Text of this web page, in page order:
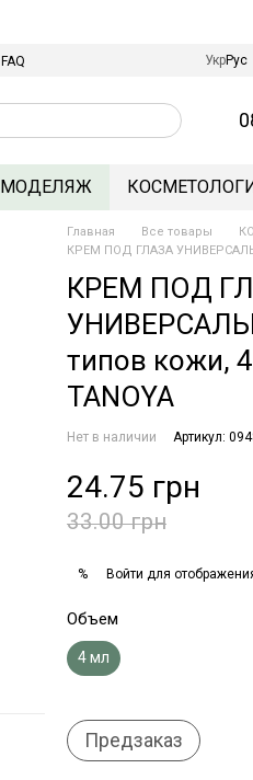
FAQ
УкрРус
МОДЕЛЯЖ
Главная Все товары
КРЕМ ПОД ГЛАЗА
КРЕМ ПОД
типов кожи, 4
TANOYA
Нет в наличии Артикул:
24.75 грн
33.00 грн
% Войти для
Объем
4 мл
Предзаказ